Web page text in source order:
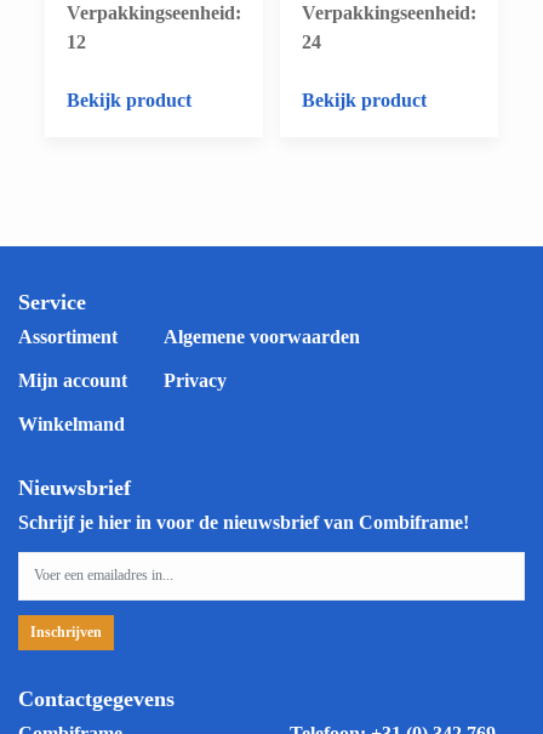
​Verpakkingseenheid:
12
Bekijk product
​Verpakkingseenheid:
24
Bekijk product
Service
Assortiment
Mijn account
Winkelmand
Algemene voorwaarden
Privacy
Nieuwsbrief
Schrijf je hier in voor de nieuwsbrief van Combiframe!
Contactgegevens